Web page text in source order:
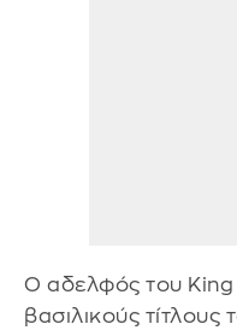
Ο αδελφός του King
βασιλικούς